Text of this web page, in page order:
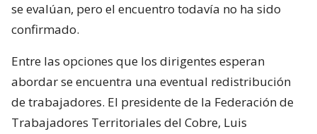
se evalúan, pero el encuentro todavía no ha sido
confirmado.
Entre las opciones que los dirigentes esperan
abordar se encuentra una eventual redistribución
de trabajadores. El presidente de la Federación de
Trabajadores Territoriales del Cobre, Luis